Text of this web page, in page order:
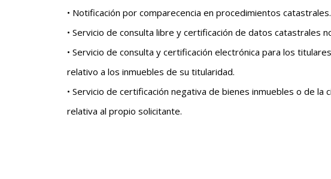
• Notificación por comparecencia en procedimientos catastrales.
• Servicio de consulta libre y certificación de datos catastrales
• Servicio de consulta y certificación electrónica para los
relativo a los inmuebles de su titularidad.
• Servicio de certificación negativa de bienes inmuebles o de
relativa al propio solicitante.